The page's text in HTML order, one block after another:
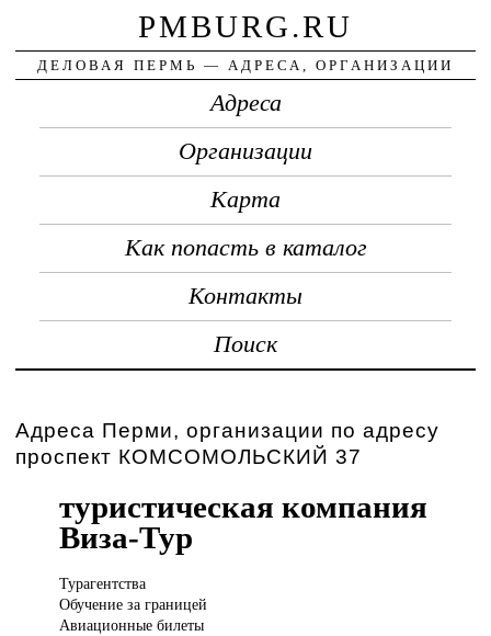
PMBURG.RU
ДЕЛОВАЯ ПЕРМЬ — АДРЕСА, ОРГАНИЗАЦИИ
Адреса
Организации
Карта
Как попасть в каталог
Контакты
Поиск
Адреса Перми, организации по адресу
проспект КОМСОМОЛЬСКИЙ 37
туристическая компания
Виза-Тур
Турагентства
Обучениеза границей
Авиационные билеты